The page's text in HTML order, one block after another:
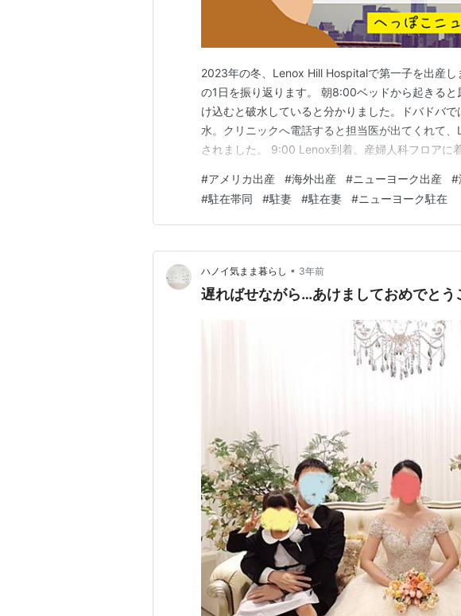
2023年の冬、Lenox Hill Hospitalで第一子を出産
の1日を振り返ります。 朝8:00ベッドから起きる
け込むと破水していると分かりました。ドバドバ
水。クリニックへ電話すると担当医が出てくれて
されました。 9:00 Lenox到着。産婦人科フロアに
れた部屋で書類などの手続きをします。 チェック
#アメリカ出産 #海外出産 #ニューヨーク出産 #
#駐在帯同 #駐妻 #駐在妻 #ニューヨーク駐在
ハノイ気まま暮らし • 3年前
遅ればせながら…あけましておめでとう